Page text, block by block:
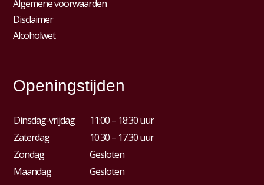
Algemene voorwaarden
Disclaimer
Alcoholwet
Openingstijden
Dinsdag-vrijdag
11:00 – 18:30 uur
Zaterdag
10.30 – 17.30 uur
Zondag
Gesloten
Maandag
Gesloten